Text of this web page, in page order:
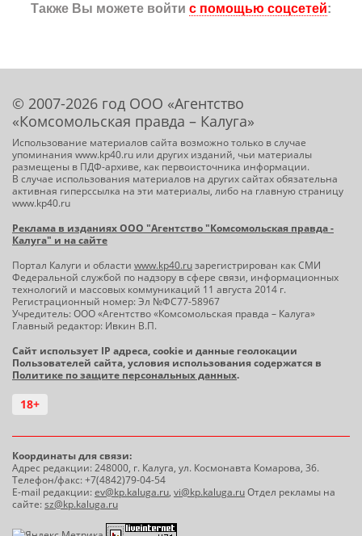
Также Вы можете войти с помощью соцсетей:
© 2007-2026 год ООО «Агентство
«Комсомольская правда – Калуга»
Использование материалов сайта возможно только в случае
упоминания www.kp40.ru или других изданий, чьи материалы
размещены в ПДФ-архиве, как первоисточника информации.
В случае использования материалов на других сайтах обязательна
активная гиперссылка на эти материалы, либо на главную страницу
www.kp40.ru
Реклама в изданиях ООО "Агентство "Комсомольская правда -
Калуга" и на сайте
Портал Калуги и области www.kp40.ruзарегистрирован как СМИ
Федеральной службой по надзору в сфере связи, информационных
технологий и массовых коммуникаций 11 августа 2014 г.
Регистрационный номер: Эл №ФС77-58967
Учредитель: ООО «Агентство «Комсомольская правда – Калуга»
Главный редактор: Ивкин В.П.
Сайт использует IP адреса, cookie и данные геолокации
Пользователей сайта, условия использования содержатся в
Политике по защите персональных данных.
18+
Координаты для связи:
Адрес редакции: 248000, г. Калуга, ул. Космонавта Комарова, 36.
Телефон/факс: +7(4842)79-04-54
E-mail редакции:ev@kp.kaluga.ru, vi@kp.kaluga.ruОтдел рекламы на
сайте:sz@kp.kaluga.ru